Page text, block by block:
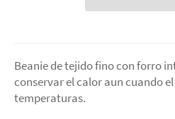
Beanie de tejido fino con forro
conservar el calor aun cuando
temperaturas.